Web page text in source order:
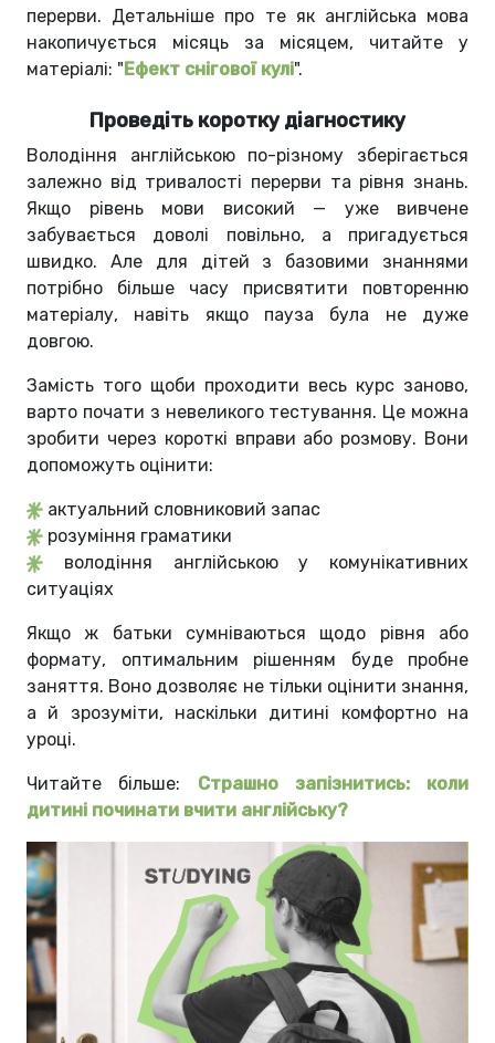
перерви. Детальніше про те як англійська мова
накопичується місяць за місяцем, читайте у
матеріалі: " Ефект снігової кулі".
Проведіть коротку діагностику
Володіння англійською по-різному зберігається
залежно від тривалості перерви та рівня знань.
Якщо рівень мови високий — уже вивчене
забувається доволі повільно, а пригадується
швидко. Але для дітей з базовими знаннями
потрібно більше часу присвятити повторенню
матеріалу, навіть якщо пауза була не дуже
довгою.
Замість того щоби проходити весь курс заново,
варто почати з невеликого тестування. Це можна
зробити через короткі вправи або розмову. Вони
допоможуть оцінити:
актуальний словниковий запас
розуміння граматики
володіння англійською у комунікативних
ситуаціях
Якщо ж батьки сумніваються щодо рівня або
формату, оптимальним рішенням буде пробне
заняття. Воно дозволяє не тільки оцінити знання,
а й зрозуміти, наскільки дитині комфортно на
уроці.
Читайте більше: Страшно запізнитись: коли
дитині починати вчити англійську?